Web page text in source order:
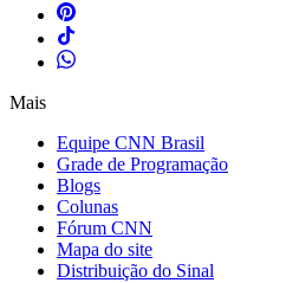
Mais
Equipe CNN Brasil
Grade de Programação
Blogs
Colunas
Fórum CNN
Mapa do site
Distribuição do Sinal